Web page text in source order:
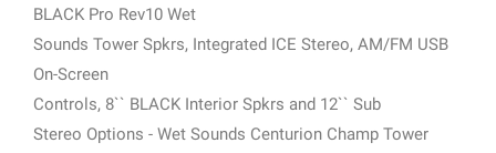
BLACK Pro Rev10 Wet
Sounds Tower Spkrs, Integrated ICE Stereo, AM/FM USB
On-Screen
Controls, 8`` BLACK Interior Spkrs and 12`` Sub
Stereo Options - Wet Sounds Centurion Champ Tower